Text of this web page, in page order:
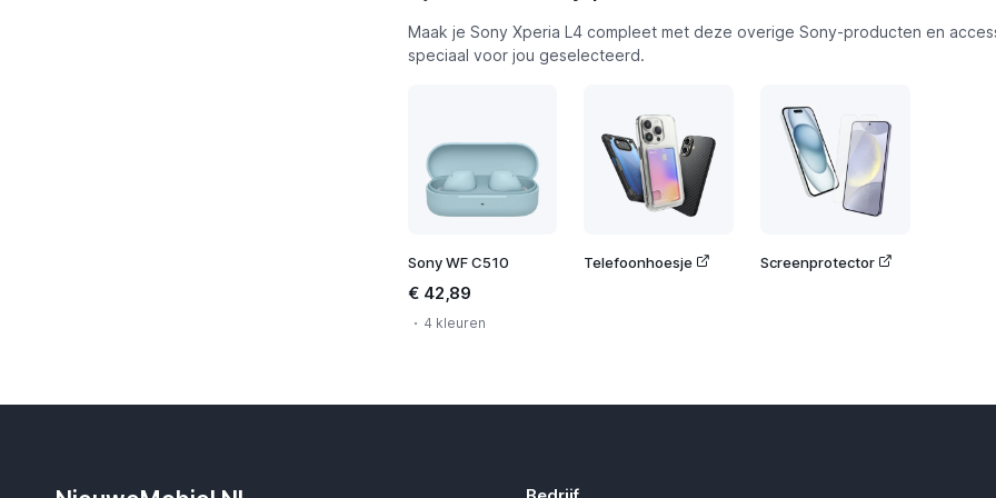
Maak je Sony Xperia L4 compleet met deze overige Sony-producten en
speciaal voor jou geselecteerd.
Sony WF C510
€ 42,89
4 kleuren
Telefoonhoesje Screenprotector